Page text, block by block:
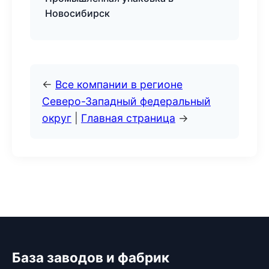
Новосибирск
← Все компании в регионе
Северо-Западный федеральный
округ
Главная страница →
База заводов и фабрик